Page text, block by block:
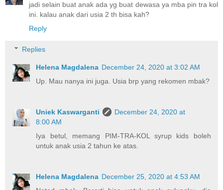
jadi selain buat anak ada yg buat dewasa ya mba pin tra kol
ini. kalau anak dari usia 2 th bisa kah?
Reply
Replies
Helena Magdalena December 24, 2020 at 3:02 AM
Up. Mau nanya ini juga. Usia brp yang rekomen mbak?
Uniek Kaswarganti
December 24, 2020 at
8:00 AM
Iya betul, memang PIM-TRA-KOL syrup kids boleh
untuk anak usia 2 tahun ke atas.
Helena Magdalena December 25, 2020 at 4:53 AM